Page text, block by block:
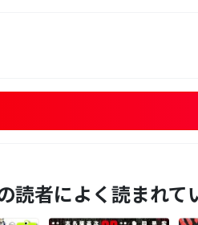
読者によく読まれて